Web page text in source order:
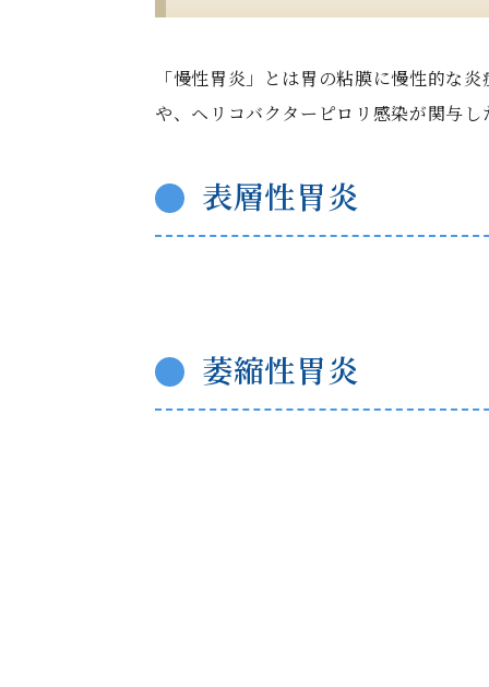
「慢性胃炎」とは胃の粘膜に慢性的な
や、ヘリコバクターピロリ感染が関与
表層性胃炎
萎縮性胃炎